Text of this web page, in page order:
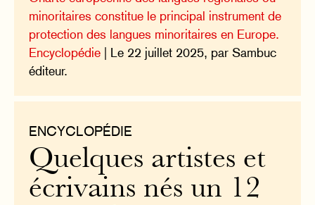
minoritaires constitue le principal instrument de
protection des langues minoritaires en Europe.
Encyclopédie | Le 22 juillet 2025, par Sambuc
éditeur.
ENCYCLOPÉDIE
Quelques artistes et
écrivains nés un 12